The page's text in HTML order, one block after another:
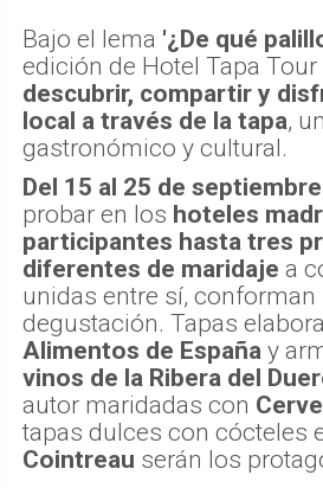
Bajo el lema '¿De qué
edición de Hotel Tapa Tour
descubrir, compartir y
local a través de la tapa,
gastronómico y cultural.
Del 15 al 25 de septiembre
probar en los hoteles
participantes hasta tres
diferentes de maridaje a
unidas entre sí, conforman
degustación. Tapas
Alimentos de España y
vinos de la Ribera del
autor maridadas con
tapas dulces con cócteles
Cointreau serán los